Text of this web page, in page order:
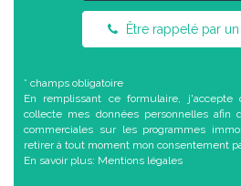
Être rappelé par
* champs obligatoire
En remplissant ce formulaire,
collecte mes données personnelles afin
commerciales sur les programmes
retirer à tout moment mon consentement
En savoir plus: Mentions légales